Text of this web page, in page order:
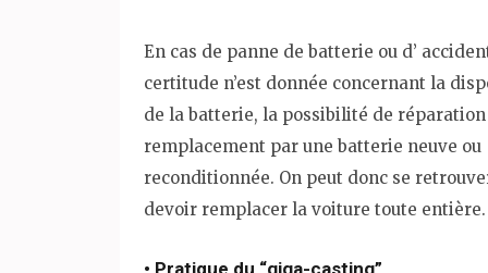
En cas de panne de batterie ou d’
certitude n’est donnée concernant la
de la batterie, la possibilité de réparation
remplacement par une batterie neuve ou
reconditionnée. On peut donc se
devoir remplacer la voiture toute entière.